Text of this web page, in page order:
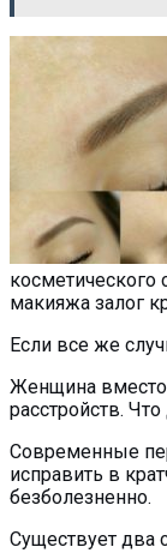
косметического
макияжа залог
Если все же
Женщина вместо
расстройств.
Современные
исправить в
безболезненно.
Существует два